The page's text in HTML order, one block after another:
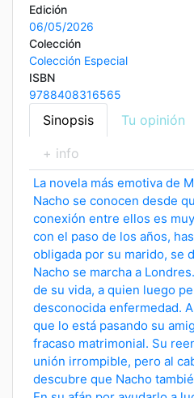
Edición
06/05/2026
Colección
Colección Especial
ISBN
9788408316565
Sinopsis Tu opinión
+ info
La novela más emotiva de
Nacho se conocen desde
conexión entre ellos es
con el paso de los años,
obligada por su marido, se
Nacho se marcha a
de su vida, a quien luego
desconocida enfermedad.
que lo está pasando su
fracaso matrimonial. Su
unión irrompible, pero al
descubre que Nacho